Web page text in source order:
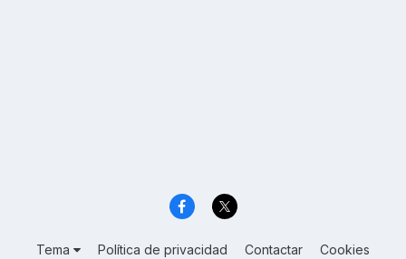
Tema Política de privacidad Contactar Cookies